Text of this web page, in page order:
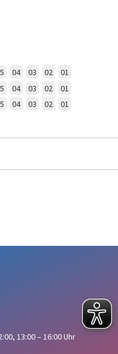
04 03 02 01
04 03 02 01
04 03 02
01
13:00 – 16:00 Uhr